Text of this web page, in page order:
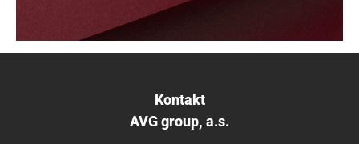
Kontakt
AVG group, a.s.